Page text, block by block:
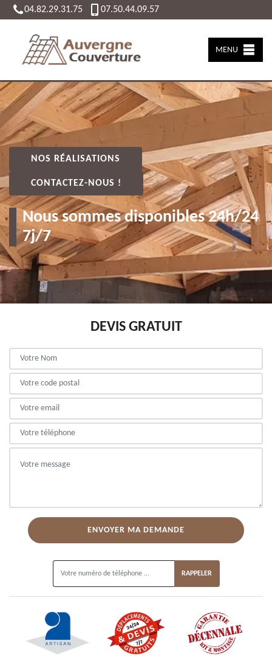
04.82.29.31.75 07.50.44.09.57
MENU
NOS RÉALISATIONS
CONTACTEZ-NOUS !
Nous sommes disponibles 24h/24
7j/7
DEVIS GRATUIT